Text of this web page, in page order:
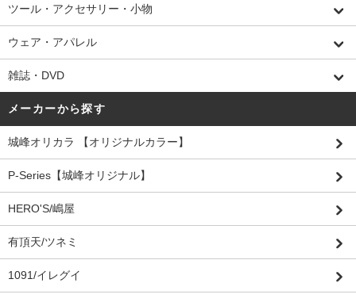
ツール・アクセサリー・小物
ウェア・アパレル
雑誌・DVD
メーカーから探す
城峰オリカラ 【オリジナルカラー】
P-Series【城峰オリジナル】
HERO'S/嶋屋
有頂天/ツネミ
1091/イレグイ